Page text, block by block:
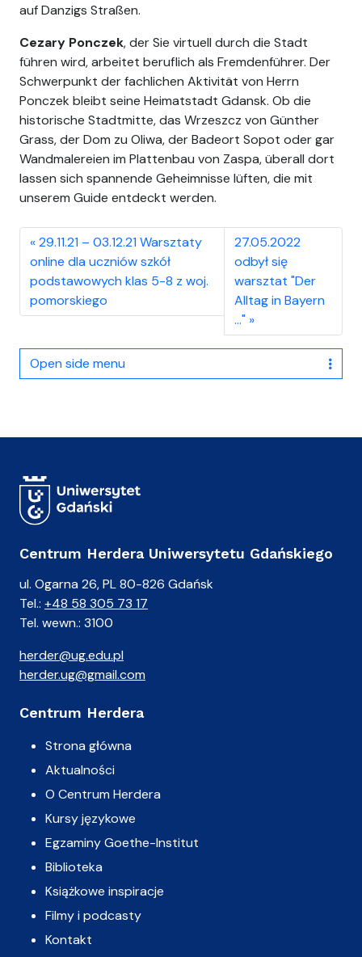
auf Danzigs Straßen.
Cezary Ponczek, der Sie virtuell durch die Stadt
führen wird, arbeitet beruflich als Fremdenführer. Der
Schwerpunkt der fachlichen Aktivität von Herrn
Ponczek bleibt seine Heimatstadt Gdansk. Ob die
historische Stadtmitte, das Wrzeszcz von Günther
Grass, der Dom zu Oliwa, der Badeort Sopot oder gar
Wandmalereien im Plattenbau von Zaspa, überall dort
lassen sich spannende Geheimnisse lüften, die mit
unserem Guide entdeckt werden.
29.11.21 – 03.12.21 Warsztaty
online dla uczniów szkół
podstawowych klas 5-8 z woj.
pomorskiego
27.05.2022
odbył się
warsztat "Der
Alltag in Bayern
…"
Open side menu
Centrum Herdera Uniwersytetu Gdańskiego
ul. Ogarna 26, PL 80-826 Gdańsk
Tel.: +48 58 305 73 17
Tel. wewn.: 3100
herder@ug.edu.pl
herder.ug@gmail.com
Centrum Herdera
Strona główna
Aktualności
O Centrum Herdera
Kursy językowe
Egzaminy Goethe-Institut
Biblioteka
Książkowe inspiracje
Filmy i podcasty
Kontakt